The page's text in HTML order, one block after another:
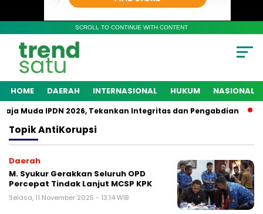
SCROLL TO CONTINUE WITH CONTENT
HOME DAERAH INTERNASIONAL HUKUM NASIONAL
Muda IPDN 2026, Tekankan Integritas dan Pengabdian
TopikAntiKorupsi
Daerah
M. Syukur Gerakkan Seluruh OPD
Percepat Tindak Lanjut MCSP KPK
Selasa, 11 November 2025 - 13:14 WIB